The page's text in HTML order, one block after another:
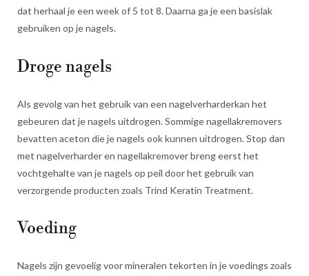
dat herhaal je een week of 5 tot 8. Daarna ga je een basislak
gebruiken op je nagels.
Droge nagels
Als gevolg van het gebruik van een nagelverharderkan het
gebeuren dat je nagels uitdrogen. Sommige nagellakremovers
bevatten aceton die je nagels ook kunnen uitdrogen. Stop dan
met nagelverharder en nagellakremover breng eerst het
vochtgehalte van je nagels op peil door het gebruik van
verzorgende producten zoals Trind Keratin Treatment.
Voeding
Nagels zijn gevoelig voor mineralen tekorten in je voedings zoals